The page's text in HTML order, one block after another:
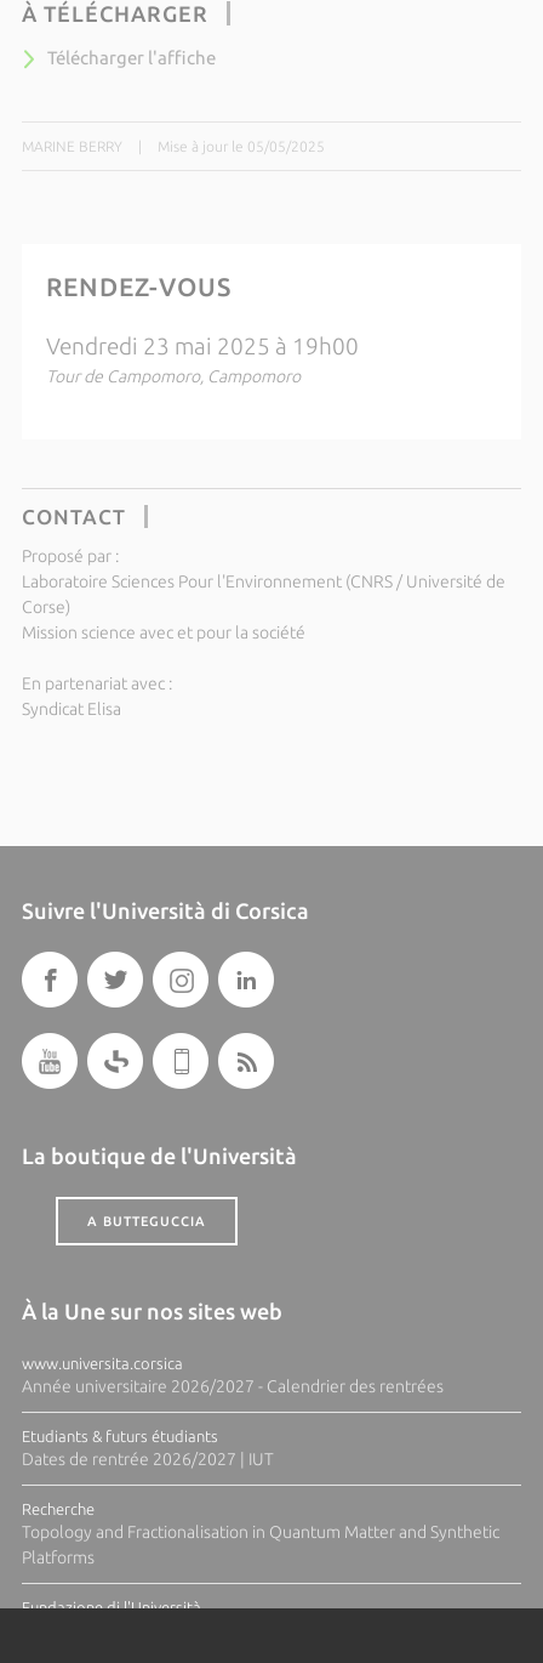
À TÉLÉCHARGER
Télécharger l'affiche
MARINE BERRY Mise à jour le 05/05/2025
RENDEZ-VOUS
Vendredi 23 mai 2025 à 19h00
Tour de Campomoro, Campomoro
CONTACT
Proposé par :
Laboratoire Sciences Pour l'Environnement (CNRS / Université de
Corse)
Mission science avec et pour la société
En partenariat avec :
Syndicat Elisa
Suivre l'Università di Corsica
La boutique de l'Università
A BUTTEGUCCIA
À la Une sur nos sites web
www.universita.corsica
Année universitaire 2026/2027 - Calendrier des rentrées
Etudiants & futurs étudiants
Dates de rentrée 2026/2027 | IUT
Recherche
Topology and Fractionalisation in Quantum Matter and Synthetic
Platforms
Fundazione di l'Università